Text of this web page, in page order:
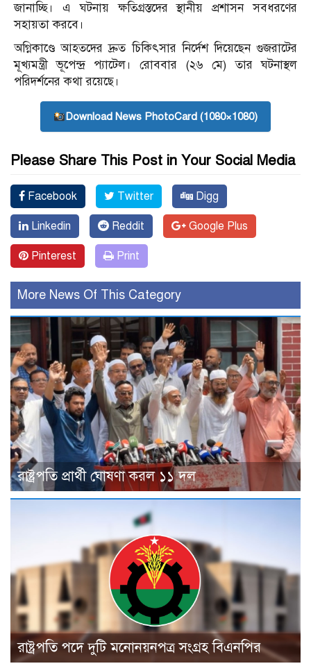
জানাচ্ছি। এ ঘটনায় ক্ষতিগ্রস্তদের স্থানীয় প্রশাসন সবধরণের
সহায়তা করবে।
অগ্নিকাণ্ডে আহতদের দ্রুত চিকিৎসার নির্দেশ দিয়েছেন গুজরাটের
মূখ্যমন্ত্রী ভূপেন্দ্র প্যাটেল। রোববার (২৬ মে) তার ঘটনাস্থল
পরিদর্শনের কথা রয়েছে।
Download News PhotoCard (1080×1080)
Please Share This Post in Your Social Media
Facebook Twitter Digg
Linkedin Reddit Google Plus
Pinterest Print
More News Of This Category
রাষ্ট্রপতি প্রার্থী ঘোষণা করল ১১ দল
রাষ্ট্রপতি পদে দুটি মনোনয়নপত্র সংগ্রহ বিএনপির